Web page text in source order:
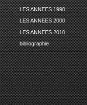
LES ANNEES 1990
LES ANNEES 2000
LES ANNEES 2010
bibliographie